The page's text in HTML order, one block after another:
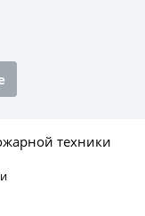
техники